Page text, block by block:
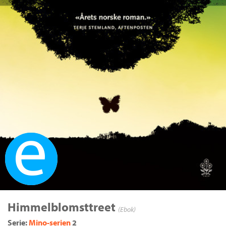
Ebok
Himmelblomsttreet (Ebok)
Serie:Mino-serien2